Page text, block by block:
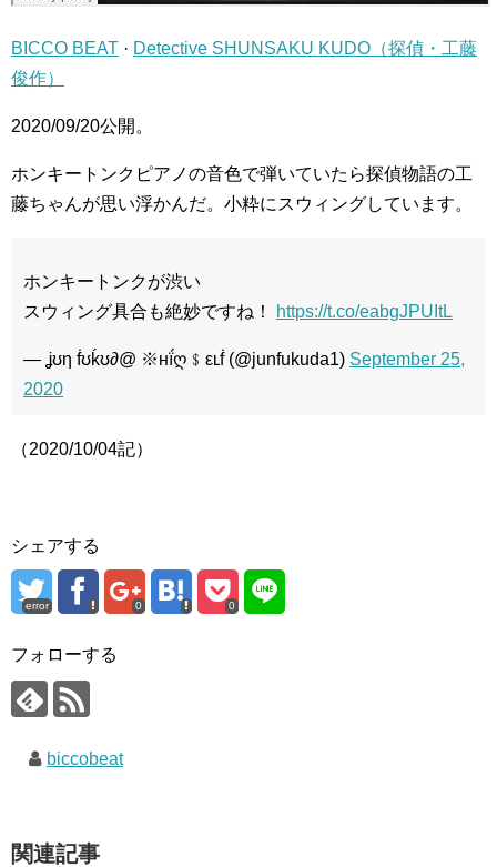
BICCO BEAT · Detective SHUNSAKU KUDO（探偵・工藤
俊作）
2020/09/20公開。
ホンキートンクピアノの音色で弾いていたら探偵物語の工
藤ちゃんが思い浮かんだ。小粋にスウィングしています。
ホンキートンクが渋い
スウィング具合も絶妙ですね！
https://t.co/eabgJPUItL
— ʝʊη ḟʊḱʊ∂@ ※нḯღ﹩εʟḟ (@junfukuda1) September 25,
2020
（2020/10/04記）
シェアする
error 0 0
フォローする
biccobeat
関連記事